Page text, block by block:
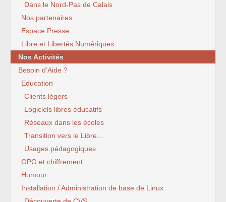
Dans le Nord-Pas de Calais
Nos partenaires
Espace Presse
Libre et Libertés Numériques
Nos Activités
Besoin d’Aide ?
Education
Clients légers
Logiciels libres éducatifs
Réseaux dans les écoles
Transition vers le Libre...
Usages pédagogiques
GPG et chiffrement
Humour
Installation / Administration de base de Linux